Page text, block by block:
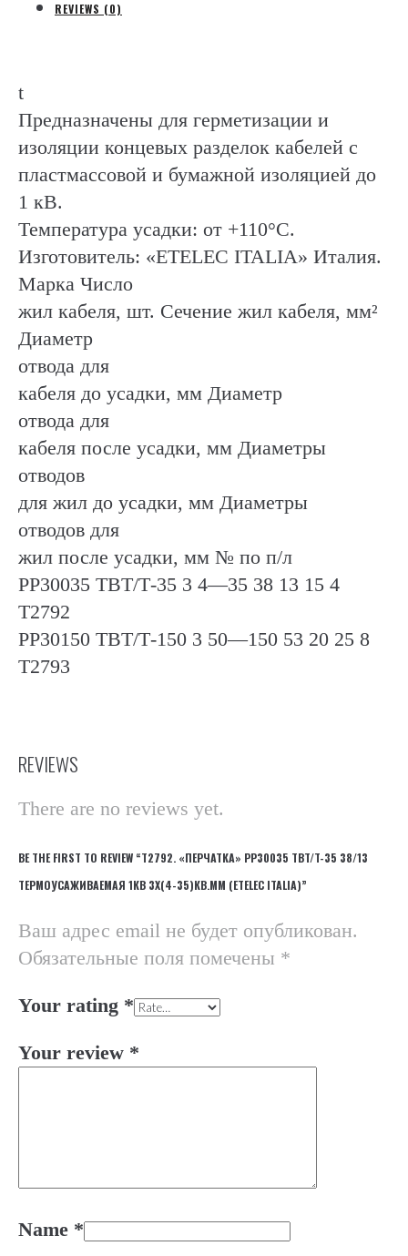
REVIEWS (0)
t
Предназначены для герметизации и
изоляции концевых разделок кабелей с
пластмассовой и бумажной изоляцией до
1 кВ.
Температура усадки: от +110°C.
Изготовитель: «ETELEC ITALIA» Италия.
Марка Число
жил кабеля, шт. Сечение жил кабеля, мм²
Диаметр
отвода для
кабеля до усадки, мм Диаметр
отвода для
кабеля после усадки, мм Диаметры
отводов
для жил до усадки, мм Диаметры
отводов для
жил после усадки, мм № по п/л
РР30035 ТВТ/Т-35 3 4—35 38 13 15 4
Т2792
РР30150 ТВТ/Т-150 3 50—150 53 20 25 8
Т2793
REVIEWS
There are no reviews yet.
BE THE FIRST TO REVIEW “Т2792. «ПЕРЧАТКА» PP30035 TBT/T-35 38/13
ТЕРМОУСАЖИВАЕМАЯ 1КВ 3Х(4-35)КВ.ММ (ETELEC ITALIA)”
Ваш адрес email не будет опубликован.
Обязательные поля помечены *
Your rating *
Your review *
Name *